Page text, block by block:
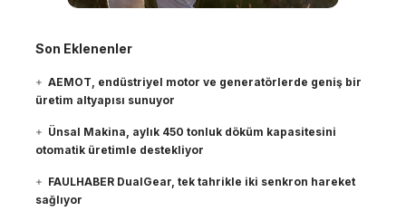
Son Eklenenler
AEMOT, endüstriyel motor ve generatörlerde geniş bir
üretim altyapısı sunuyor
Ünsal Makina, aylık 450 tonluk döküm kapasitesini
otomatik üretimle destekliyor
FAULHABER DualGear, tek tahrikle iki senkron hareket
sağlıyor